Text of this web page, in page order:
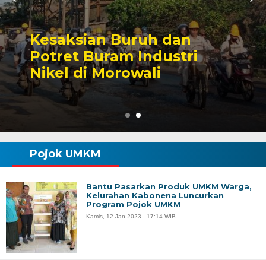
Kesaksian Buruh dan
Potret Buram Industri
Nikel di Morowali
Pojok UMKM
Bantu Pasarkan Produk UMKM Warga,
Kelurahan Kabonena Luncurkan
Program Pojok UMKM
Kamis, 12 Jan 2023 - 17:14 WIB